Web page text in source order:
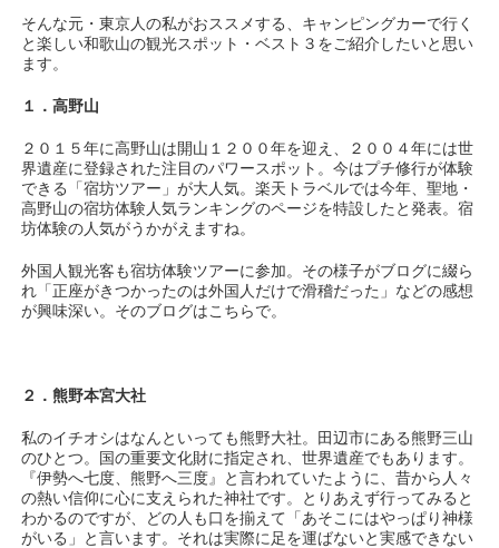
そんな元・東京人の私がおススメする、キャンピングカーで行く
と楽しい和歌山の観光スポット・ベスト３をご紹介したいと思い
ます。
１．高野山
２０１５年に高野山は開山１２００年を迎え、２００４年には世
界遺産に登録された注目のパワースポット。今はプチ修行が体験
できる「宿坊ツアー」が大人気。楽天トラベルでは今年、聖地・
高野山の宿坊体験人気ランキングのページを特設したと発表。宿
坊体験の人気がうかがえますね。
外国人観光客も宿坊体験ツアーに参加。その様子がブログに綴ら
れ「正座がきつかったのは外国人だけで滑稽だった」などの感想
が興味深い。そのブログはこちらで。
２．熊野本宮大社
私のイチオシはなんといっても熊野大社。田辺市にある熊野三山
のひとつ。国の重要文化財に指定され、世界遺産でもあります。
『伊勢へ七度、熊野へ三度』と言われていたように、昔から人々
の熱い信仰に心に支えられた神社です。とりあえず行ってみると
わかるのですが、どの人も口を揃えて「あそこにはやっぱり神様
がいる」と言います。それは実際に足を運ばないと実感できない